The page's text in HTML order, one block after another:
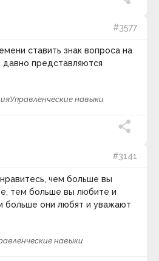
#3577
ставить знак вопроса на
представляются
Управленческие навыки
#3141
чем больше вы
тем больше вы любите и
больше они любят и уважают
навыки
вида или таксона.
При особо частых
видов за
времени обычно говорят о
Массовые вымирания
keyboard_arrow_down
к мечте, часто